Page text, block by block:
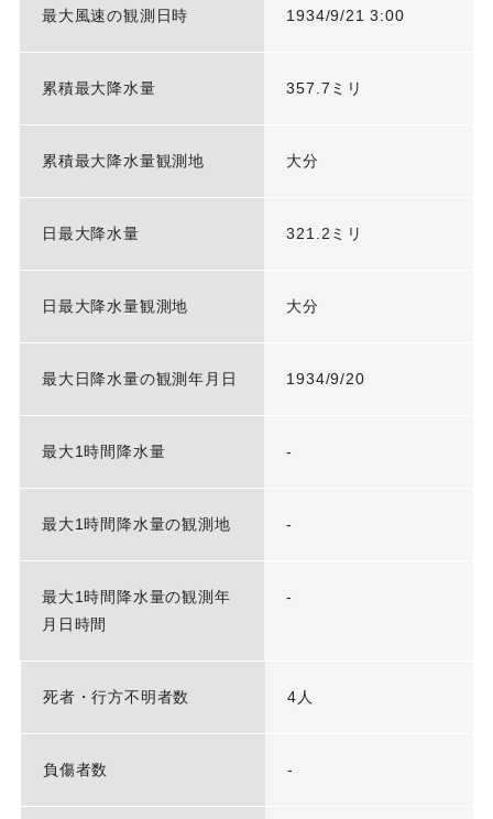
最大風速の観測日時 1934/9/21 3:00
累積最大降水量 357.7ミリ
累積最大降水量観測地 大分
日最大降水量 321.2ミリ
日最大降水量観測地 大分
最大日降水量の観測年月日 1934/9/20
最大1時間降水量 -
最大1時間降水量の観測地 -
最大1時間降水量の観測年
月日時間
-
死者・行方不明者数 4人
負傷者数 -